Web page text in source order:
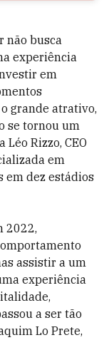
não busca
experiência
em
grande atrativo,
se tornou um
Rizzo, CEO
em
em dez estádios
2022,
assistir a um
experiência
a ser tão
Lo Prete,